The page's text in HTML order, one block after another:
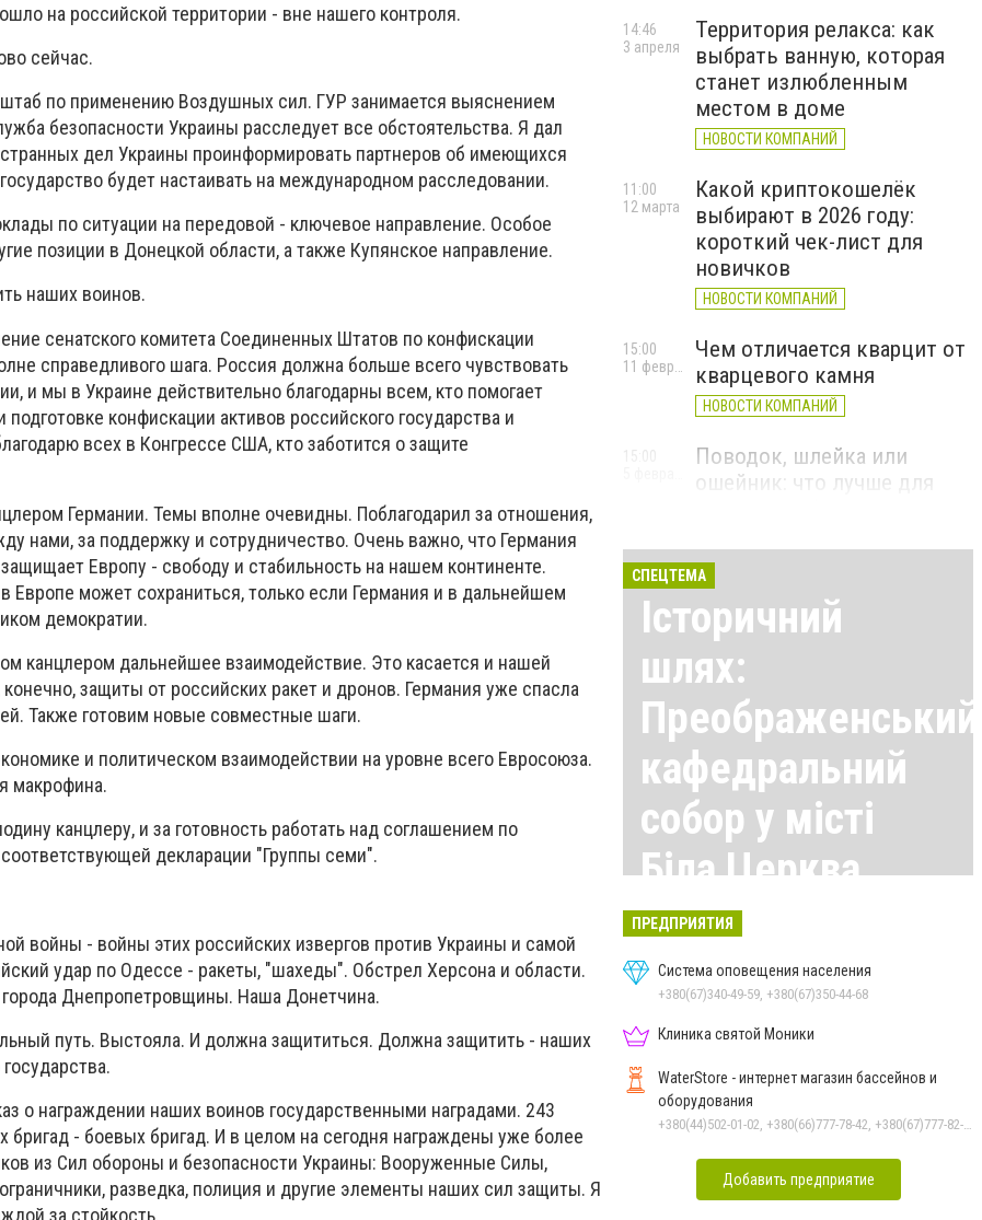
на российской территории - вне нашего контроля.
сейчас.
по применению Воздушных сил. ГУР занимается выяснением
безопасности Украины расследует все обстоятельства. Я дал
дел Украины проинформировать партнеров об имеющихся
будет настаивать на международном расследовании.
по ситуации на передовой - ключевое направление. Особое
позиции в Донецкой области, а также Купянское направление.
наших воинов.
сенатского комитета Соединенных Штатов по конфискации
справедливого шага. Россия должна больше всего чувствовать
и мы в Украине действительно благодарны всем, кто помогает
конфискации активов российского государства и
всех в Конгрессе США, кто заботится о защите
Германии. Темы вполне очевидны. Поблагодарил за отношения,
нами, за поддержку и сотрудничество. Очень важно, что Германия
Европу - свободу и стабильность на нашем континенте.
Европе может сохраниться, только если Германия и в дальнейшем
демократии.
канцлером дальнейшее взаимодействие. Это касается и нашей
защиты от российских ракет и дронов. Германия уже спасла
Также готовим новые совместные шаги.
и политическом взаимодействии на уровне всего Евросоюза.
макрофина.
канцлеру, и за готовность работать над соглашением по
декларации "Группы семи".
войны - войны этих российских извергов против Украины и самой
удар по Одессе - ракеты, "шахеды". Обстрел Херсона и области.
Днепропетровщины. Наша Донетчина.
путь. Выстояла. И должна защититься. Должна защитить - наших
о награждении наших воинов государственными наградами. 243
бригад - боевых бригад. И в целом на сегодня награждены уже более
из Сил обороны и безопасности Украины: Вооруженные Силы,
разведка, полиция и другие элементы наших сил защиты. Я
за стойкость.
Территория релакса: как
выбрать ванную, которая
станет излюбленным
местом в доме
НОВОСТИ КОМПАНИЙ
14:46
3 апреля
Какой криптокошелёк
выбирают в 2026 году:
короткий чек-лист для
новичков
НОВОСТИ КОМПАНИЙ
11:00
12 марта
Чем отличается кварцит от
кварцевого камня
НОВОСТИ КОМПАНИЙ
15:00
Поводок, шлейка или
ошейник: что лучше для
15:00
СПЕЦТЕМА
Історичний
шлях:
Преображенський
кафедральний
собор у місті
Біла Церква
Все материалы здесь
ПРЕДПРИЯТИЯ
Система оповещения населения
+380(67)340-49-59, +380(67)350-44-68
Клиника святой Моники
WaterStore - интернет магазин бассейнов и
оборудования
Добавить предприятие